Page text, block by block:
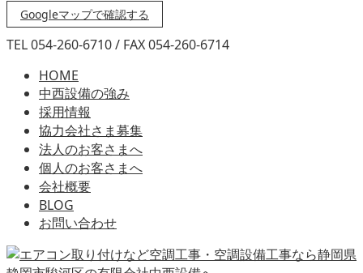
Googleマップで確認する
TEL 054-260-6710 / FAX 054-260-6714
HOME
中西設備の強み
採用情報
協力会社さま募集
法人のお客さまへ
個人のお客さまへ
会社概要
BLOG
お問い合わせ